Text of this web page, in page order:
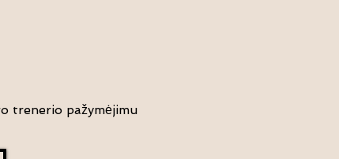
trenerio pažymėjimu